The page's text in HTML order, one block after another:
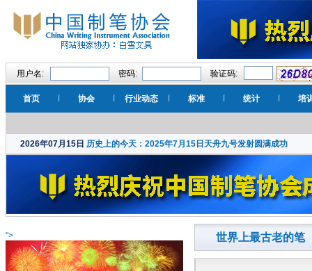
用户名: 密码: 验证码:
首页 协会 行业动态 标准 统计 培
2026年07月15日 历史上的今天：2025年7月15日天舟九号发射圆满成功
"> 世界上最古老的笔